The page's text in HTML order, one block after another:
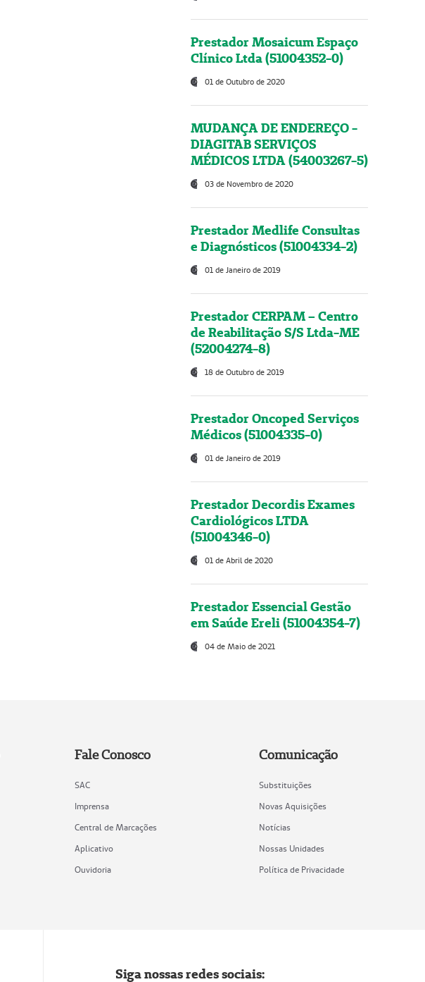
Prestador Mosaicum Espaço
Clínico Ltda (51004352-0)
01 de Outubro de 2020
MUDANÇA DE ENDEREÇO -
DIAGITAB SERVIÇOS
MÉDICOS LTDA (54003267-5)
03 de Novembro de 2020
Prestador Medlife Consultas
e Diagnósticos (51004334-2)
01 de Janeiro de 2019
Prestador CERPAM – Centro
de Reabilitação S/S Ltda-ME
(52004274-8)
18 de Outubro de 2019
Prestador Oncoped Serviços
Médicos (51004335-0)
01 de Janeiro de 2019
Prestador Decordis Exames
Cardiológicos LTDA
(51004346-0)
01 de Abril de 2020
Prestador Essencial Gestão
em Saúde Ereli (51004354-7)
04 de Maio de 2021
Fale Conosco
SAC
Imprensa
Central de Marcações
Aplicativo
Ouvidoria
Comunicação
Substituições
Novas Aquisições
Notícias
Nossas Unidades
Política de Privacidade
Siga nossas redes sociais: